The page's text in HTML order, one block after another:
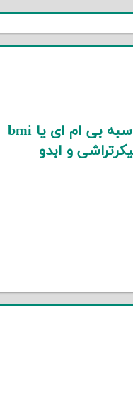
نحوه محاسبه بی ام ای یا bmi
و ابدو